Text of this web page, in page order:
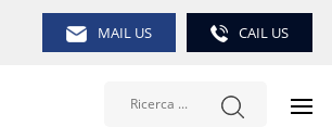
MAIL US CAIL US